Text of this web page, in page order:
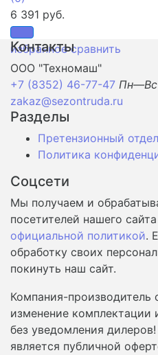
избранное сравнить
6 391 руб.
Контакты
ООО "Техномаш"
+7 (8352) 46-77-47
zakaz@sezontruda.ru
Разделы
Претензионный отдел
Политика
Соцсети
Мы получаем и
посетителей нашего
официальной политикой.
обработку своих
покинуть наш сайт.
Компания-производитель
изменение комплектации
без уведомления
является публичной